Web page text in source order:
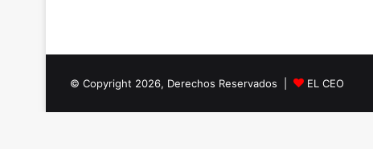
© Copyright 2026, Derechos Reservados | EL CEO